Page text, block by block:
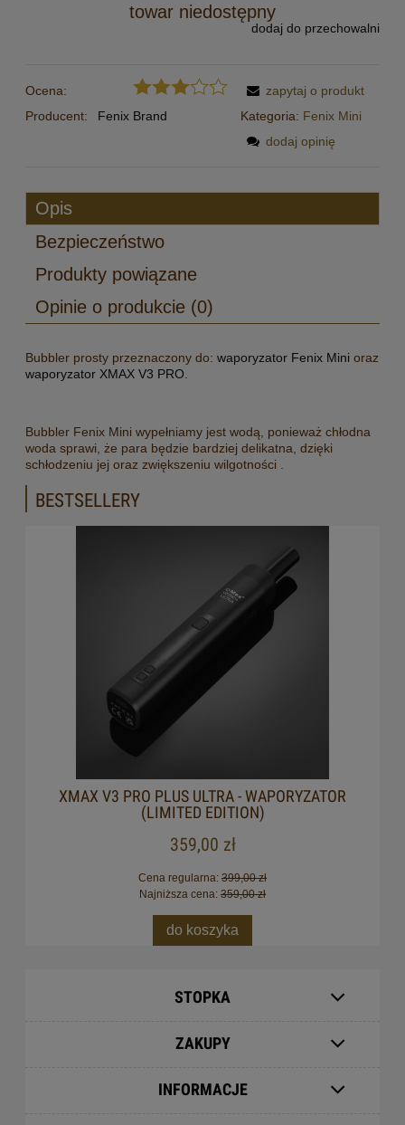
towar niedostępny
dodaj do przechowalni
Ocena:
Producent:
Fenix Brand
zapytaj o produkt
Kategoria: Fenix Mini
dodaj opinię
Opis
Bezpieczeństwo
Produkty powiązane
Opinie o produkcie (0)
Bubbler prosty przeznaczony do: waporyzator Fenix Mini oraz
waporyzator XMAX V3 PRO
Bubbler Fenix Mini wypełniamy jest wodą, ponieważ chłodna
woda sprawi, że para będzie bardziej delikatna, dzięki
schłodzeniu jej oraz zwiększeniu wilgotności .
BESTSELLERY
XMAX V3 PRO PLUS ULTRA - WAPORYZATOR
(LIMITED EDITION)
359,00 zł
Cena regularna: 399,00 zł
Najniższa cena: 359,00 zł
do koszyka
STOPKA
ZAKUPY
INFORMACJE